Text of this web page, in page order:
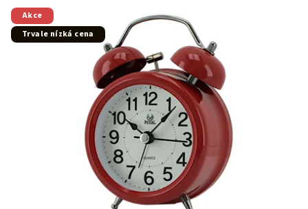
5
hvězdiček.
Akce
Trvale nízká cena